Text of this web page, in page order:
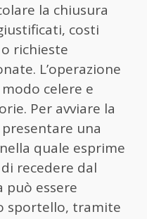
la chiusura
costi
richieste
L’operazione
celere e
Per avviare la
una
nella quale esprime
recedere dal
può essere
sportello, tramite